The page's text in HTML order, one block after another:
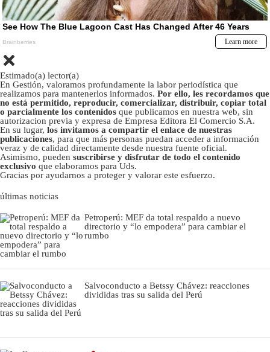
Estimado(a) lector(a)
En Gestión, valoramos profundamente la labor periodística que
realizamos para mantenerlos informados. Por ello, les recordamos que
no está permitido, reproducir, comercializar, distribuir, copiar total
o parcialmente los contenidos que publicamos en nuestra web, sin
autorizacion previa y expresa de Empresa Editora El Comercio S.A.
En su lugar, los invitamos a compartir el enlace de nuestras
publicaciones, para que más personas puedan acceder a información
veraz y de calidad directamente desde nuestra fuente oficial.
Asimismo, pueden suscribirse y disfrutar de todo el contenido
exclusivo que elaboramos para Uds.
Gracias por ayudarnos a proteger y valorar este esfuerzo.
últimas noticias
Petroperú: MEF da total respaldo a nuevo
directorio y “lo empodera” para cambiar el
rumbo
Salvoconducto a Betssy Chávez: reacciones
divididas tras su salida del Perú